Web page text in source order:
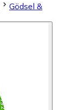
Gödsel &